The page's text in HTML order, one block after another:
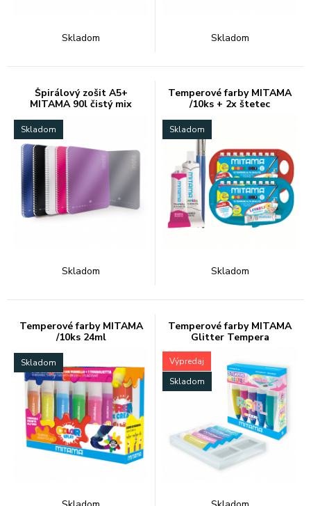
Skladom Skladom
Špirálový zošit A5+
MITAMA 90l čistý mix
Skladom
Skladom
Temperové farby MITAMA
/10ks + 2x štetec
Skladom
Skladom
Temperové farby MITAMA
/10ks 24ml
Skladom
Temperové farby MITAMA
Glitter Tempera
Výpredaj
Skladom